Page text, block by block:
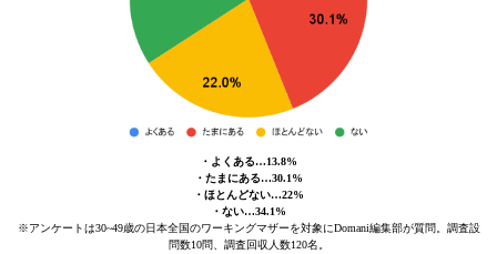
・よくある…13.8%
・たまにある…30.1%
・ほとんどない…22%
・ない…34.1%
※アンケートは30~49歳の日本全国のワーキングマザーを対象にDomani編集部が質問。調査設
問数10問、調査回収人数120名。